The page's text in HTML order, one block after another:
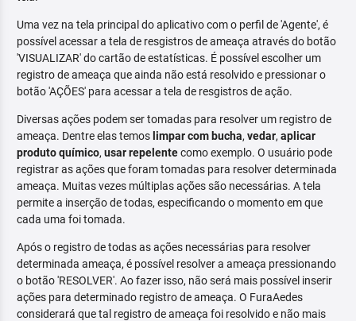
Uma vez na tela principal do aplicativo com o perfil de 'Agente', é
possível acessar a tela de resgistros de ameaça através do botão
'VISUALIZAR' do cartão de estatísticas. É possível escolher um
registro de ameaça que ainda não está resolvido e pressionar o
botão 'AÇÕES' para acessar a tela de resgistros de ação.
Diversas ações podem ser tomadas para resolver um registro de
ameaça. Dentre elas temos limpar com bucha, vedar, aplicar
produto químico, usar repelentecomo exemplo. O usuário pode
registrar as ações que foram tomadas para resolver determinada
ameaça. Muitas vezes múltiplas ações são necessárias. A tela
permite a inserção de todas, especificando o momento em que
cada uma foi tomada.
Após o registro de todas as ações necessárias para resolver
determinada ameaça, é possível resolver a ameaça pressionando
o botão 'RESOLVER'. Ao fazer isso, não será mais possível inserir
ações para determinado registro de ameaça. O FuraAedes
considerará que tal registro de ameaça foi resolvido e não mais